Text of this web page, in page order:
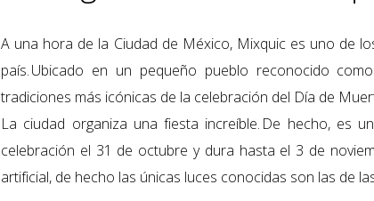
A una hora de la Ciudad de México, Mixquic es uno de
país. Ubicado en un pequeño pueblo reconocido
tradiciones más icónicas de la celebración del Día de
La ciudad organiza una fiesta increíble. De hecho, es
celebración el 31 de octubre y dura hasta el 3 de
artificial, de hecho las únicas luces conocidas son las de